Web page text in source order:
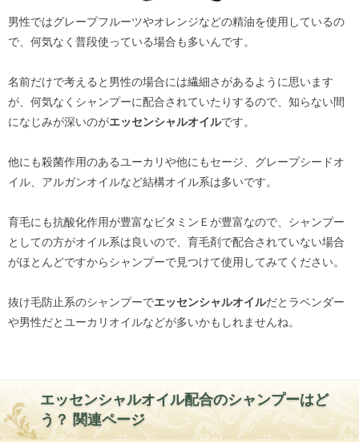
男性ではグレープフルーツやオレンジなどの精油を使用しているの
で、何気なく普段使っている場合も多いんです。
名前だけで考えると男性の場合には繊細さがあるように思います
が、何気なくシャンプーに配合されていたりするので、知らない間
になじみが深いのがエッセンシャルオイルです。
他にも殺菌作用のあるユーカリや他にもセージ、グレープシードオ
イル、アルガンオイルなど結構オイル系は多いです。
育毛にも抗酸化作用が豊富なビタミンＥが豊富なので、シャンプー
としての方がオイル系は良いので、育毛剤で配合されていない場合
がほとんどですからシャンプーで見つけて使用してみてください。
抜け毛防止系のシャンプーでエッセンシャルオイルだとラベンダー
や男性だとユーカリオイルなどが多いかもしれませんね。
エッセンシャルオイル配合のシャンプーはど
う？ 関連ページ